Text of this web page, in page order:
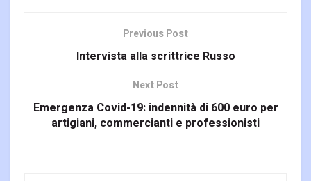
Previous Post
Intervista alla scrittrice Russo
Next Post
Emergenza Covid-19: indennità di 600 euro per
artigiani, commercianti e professionisti